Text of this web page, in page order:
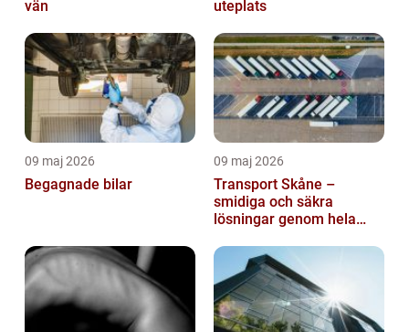
vän
uteplats
09 maj 2026
Begagnade bilar
09 maj 2026
Transport Skåne –
smidiga och säkra
lösningar genom hela